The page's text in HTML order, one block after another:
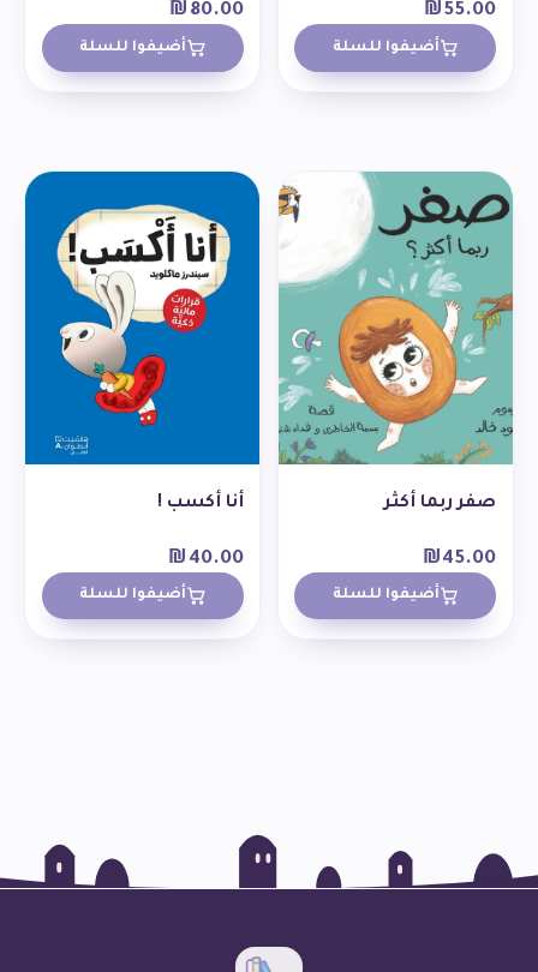
₪55.00
أضيفوا للسلة
₪ 80.00
أضيفوا للسلة
صفر ربما أكثر
₪45.00
أضيفوا للسلة
أنا أكسب !
₪ 40.00
أضيفوا للسلة